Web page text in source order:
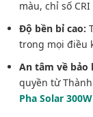
màu, chỉ số
Độ bền bỉ cao:
trong mọi điều
An tâm về bảo
quyền từ
Pha Solar